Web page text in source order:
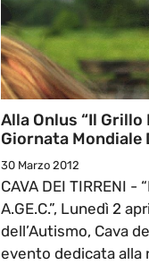
Alla Onlus “Il Grillo
Giornata Mondiale
30 Marzo 2012
CAVA DEI TIRRENI -
A.GE.C.”, Lunedì 2
dell’Autismo, Cava
evento dedicata alla